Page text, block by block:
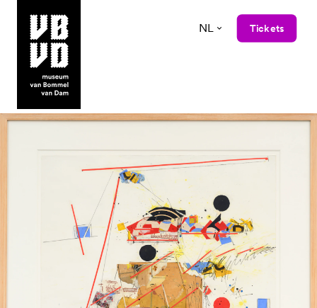
museum van Bommel van Dam
NL Tickets